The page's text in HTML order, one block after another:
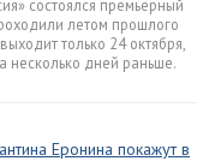
состоялся премьерный
летом прошлого
только 24 октября,
несколько дней раньше.
Еронина покажут в